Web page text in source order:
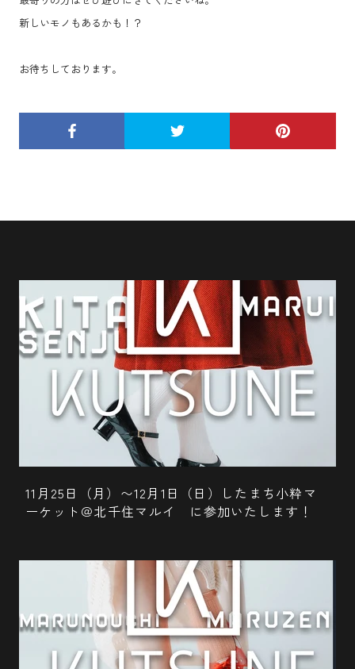
新しいモノもあるかも！？
お待ちしております。
11月25日（月）〜12月1日（日）したまち小粋マ
ーケット＠北千住マルイ に参加いたします！